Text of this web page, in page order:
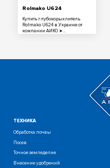
Rolmako U624
Купить глубокорыхлитель
Rolmako U624 в Украине от
компании АИКО ➤...
ТЕХНИКА
Обработка почвы
Посев
Точное земледелие
Внесение удобрений